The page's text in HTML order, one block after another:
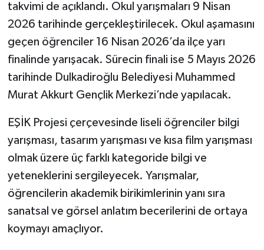
takvimi de açıklandı. Okul yarışmaları 9 Nisan
2026 tarihinde gerçekleştirilecek. Okul aşamasını
geçen öğrenciler 16 Nisan 2026’da ilçe yarı
finalinde yarışacak. Sürecin finali ise 5 Mayıs 2026
tarihinde Dulkadiroğlu Belediyesi Muhammed
Murat Akkurt Gençlik Merkezi’nde yapılacak.
EŞİK Projesi çerçevesinde liseli öğrenciler bilgi
yarışması, tasarım yarışması ve kısa film yarışması
olmak üzere üç farklı kategoride bilgi ve
yeteneklerini sergileyecek. Yarışmalar,
öğrencilerin akademik birikimlerinin yanı sıra
sanatsal ve görsel anlatım becerilerini de ortaya
koymayı amaçlıyor.